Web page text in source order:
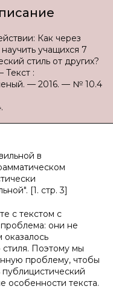
Как через
учащихся 7
стиль от других?
Текст :
— 2016. — № 10.4
в
[1. стр. 3]
с текстом с
они не
Поэтому мы
проблему, чтобы
публицистический
особенности текста.